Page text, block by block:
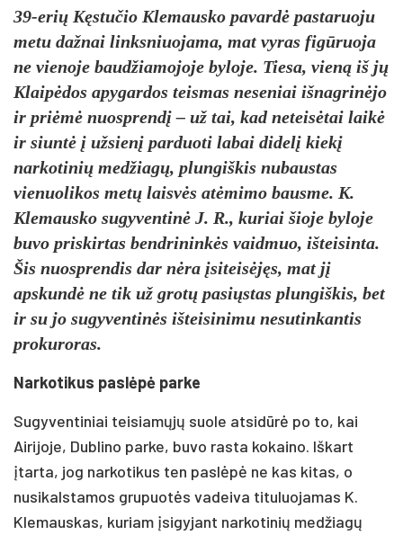
39-erių Kęstučio Klemausko pavardė pastaruoju
metu dažnai linksniuojama, mat vyras figūruoja
ne vienoje baudžiamojoje byloje. Tiesa, vieną iš jų
Klaipėdos apygardos teismas neseniai išnagrinėjo
ir priėmė nuosprendį – už tai, kad neteisėtai laikė
ir siuntė į užsienį parduoti labai didelį kiekį
narkotinių medžiagų, plungiškis nubaustas
vienuolikos metų laisvės atėmimo bausme. K.
Klemausko sugyventinė J. R., kuriai šioje byloje
buvo priskirtas bendrininkės vaidmuo, išteisinta.
Šis nuosprendis dar nėra įsiteisėjęs, mat jį
apskundė ne tik už grotų pasiųstas plungiškis, bet
ir su jo sugyventinės išteisinimu nesutinkantis
prokuroras.
Narkotikus paslėpė parke
Sugyventiniai teisiamųjų suole atsidūrė po to, kai
Airijoje, Dublino parke, buvo rasta kokaino. Iškart
įtarta, jog narkotikus ten paslėpė ne kas kitas, o
nusikalstamos grupuotės vadeiva tituluojamas K.
Klemauskas, kuriam įsigyjant narkotinių medžiagų